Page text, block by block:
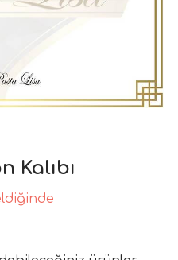
Kalıbı